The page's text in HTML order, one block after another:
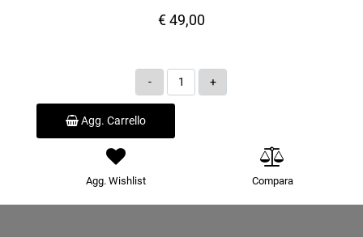
€ 49,00
Quantità
Agg. Carrello
Agg. Wishlist Compara